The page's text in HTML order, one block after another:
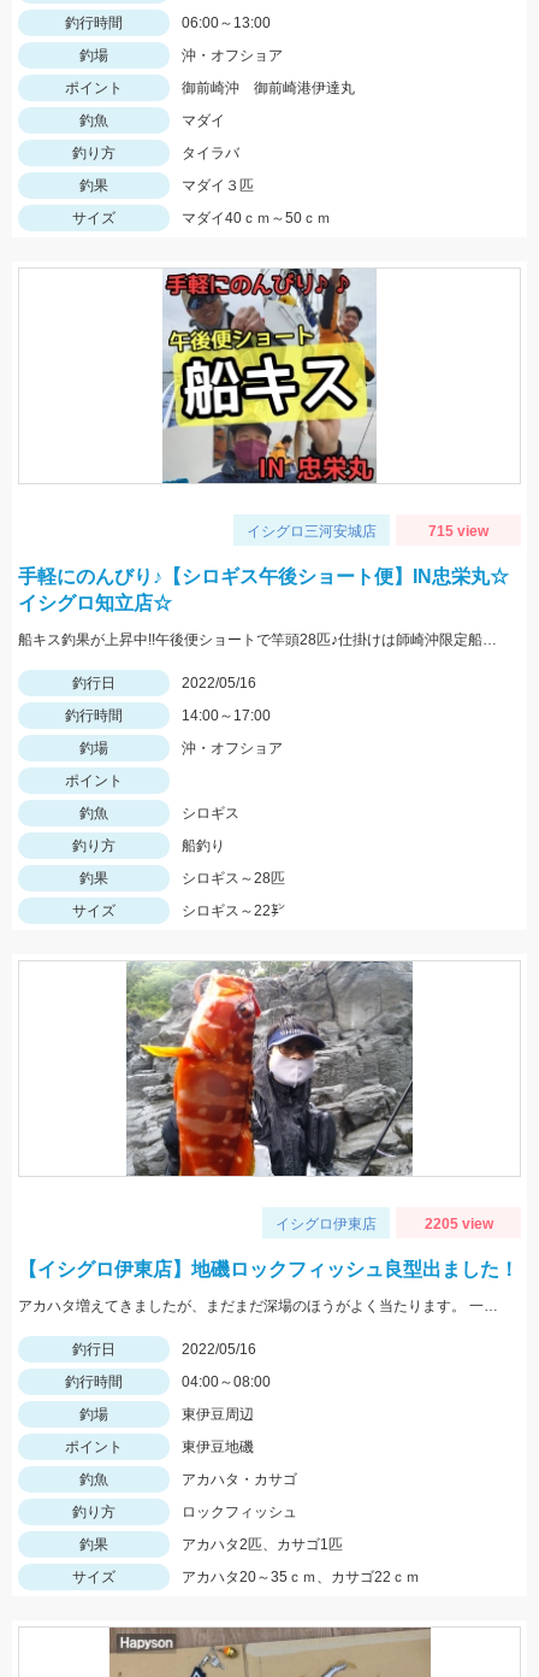
釣行時間
06:00～13:00
釣場
沖・オフショア
ポイント
御前崎沖 御前崎港伊達丸
釣魚
マダイ
釣り方
タイラバ
釣果
マダイ３匹
サイズ
マダイ40ｃｍ～50ｃｍ
イシグロ三河安城店 715 view
手軽にのんびり♪【シロギス午後ショート便】IN忠栄丸☆
イシグロ知立店☆
船キス釣果が上昇中!!午後便ショートで竿頭28匹♪仕掛けは師崎沖限定船キス仕掛け7号です♪
釣行日
2022/05/16
釣行時間
14:00～17:00
釣場
沖・オフショア
ポイント
釣魚
シロギス
釣り方
船釣り
釣果
シロギス～28匹
サイズ
シロギス～22㌢
イシグロ伊東店 2205 view
【イシグロ伊東店】地磯ロックフィッシュ良型出ました！
アカハタ増えてきましたが、まだまだ深場のほうがよく当たります。 一誠ジャコバグ3.2インチのテキサスリグでヒット。
釣行日
2022/05/16
釣行時間
04:00～08:00
釣場
東伊豆周辺
ポイント
東伊豆地磯
釣魚
アカハタ・カサゴ
釣り方
ロックフィッシュ
釣果
アカハタ2匹、カサゴ1匹
サイズ
アカハタ20～35ｃｍ、カサゴ22ｃｍ